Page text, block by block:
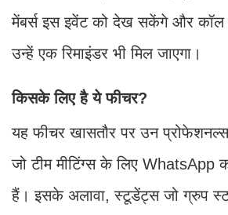
मेंबर्स इस इवेंट को देख सकेंगे और
उन्हें एक रिमाइंडर भी मिल जाएगा।
किसके लिए है ये फीचर?
यह फीचर खासतौर पर उन
जो टीम मीटिंग्स के लिए WhatsApp
हैं। इसके अलावा, स्टूडेंट्स जो ग्रुप